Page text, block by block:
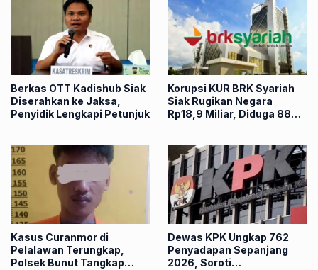
Berkas OTT Kadishub Siak
Diserahkan ke Jaksa,
Penyidik Lengkapi Petunjuk
Korupsi KUR BRK Syariah
Siak Rugikan Negara
Rp18,9 Miliar, Diduga 88
Kasus Curanmor di
Pelalawan Terungkap,
Polsek Bunut Tangkap
Dewas KPK Ungkap 762
Penyadapan Sepanjang
2026, Soroti